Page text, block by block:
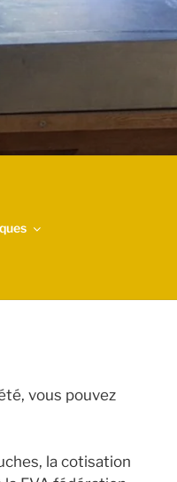
vous pouvez
la cotisation